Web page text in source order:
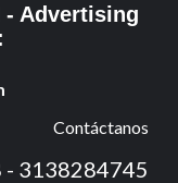
- Advertising
:
Contáctanos
3138284745